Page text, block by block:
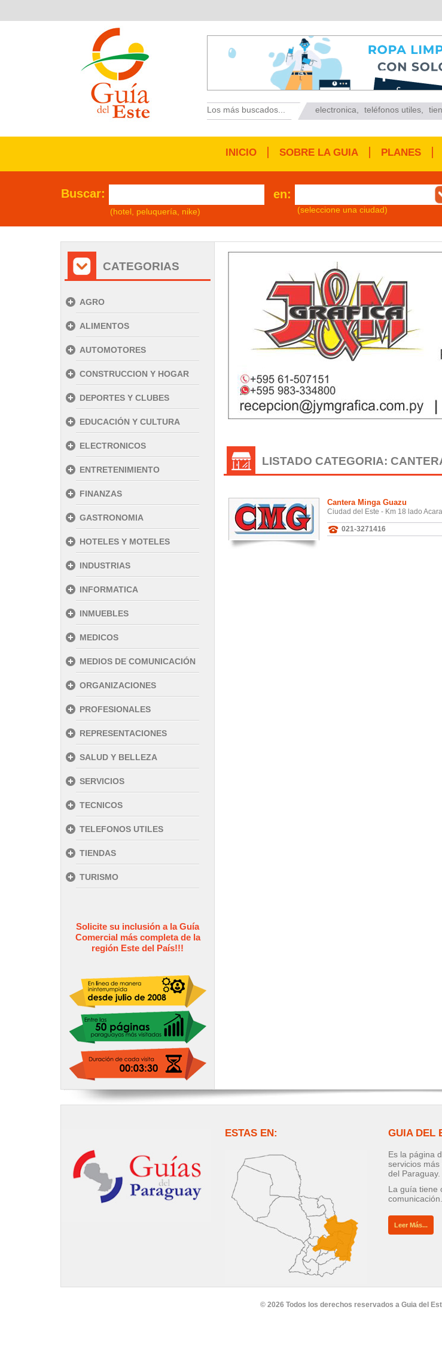
Los más buscados... electronica teléfonos utiles
INICIO SOBRE LA GUIA PLANES
Buscar:
(hotel, peluquería, nike)
en:
(seleccione una ciudad)
CATEGORIAS
AGRO
ALIMENTOS
AUTOMOTORES
CONSTRUCCION Y HOGAR
DEPORTES Y CLUBES
EDUCACIÓN Y CULTURA
ELECTRONICOS
ENTRETENIMIENTO
FINANZAS
GASTRONOMIA
HOTELES Y MOTELES
INDUSTRIAS
INFORMATICA
INMUEBLES
MEDICOS
MEDIOS DE COMUNICACIÓN
ORGANIZACIONES
PROFESIONALES
REPRESENTACIONES
SALUD Y BELLEZA
SERVICIOS
TECNICOS
TELEFONOS UTILES
TIENDAS
TURISMO
Solicite su inclusión a la Guía
Comercial más completa de la
región Este del País!!!
LISTADO CATEGORIA:
Cantera Minga Guazu
Ciudad del Este - Km 18 lado
021-3271416
ESTAS EN: GUIA DEL
Es la página
servicios
del Paraguay.
La guía tiene
Leer Más...
© 2026 Todos los derechos reservados a Guia del